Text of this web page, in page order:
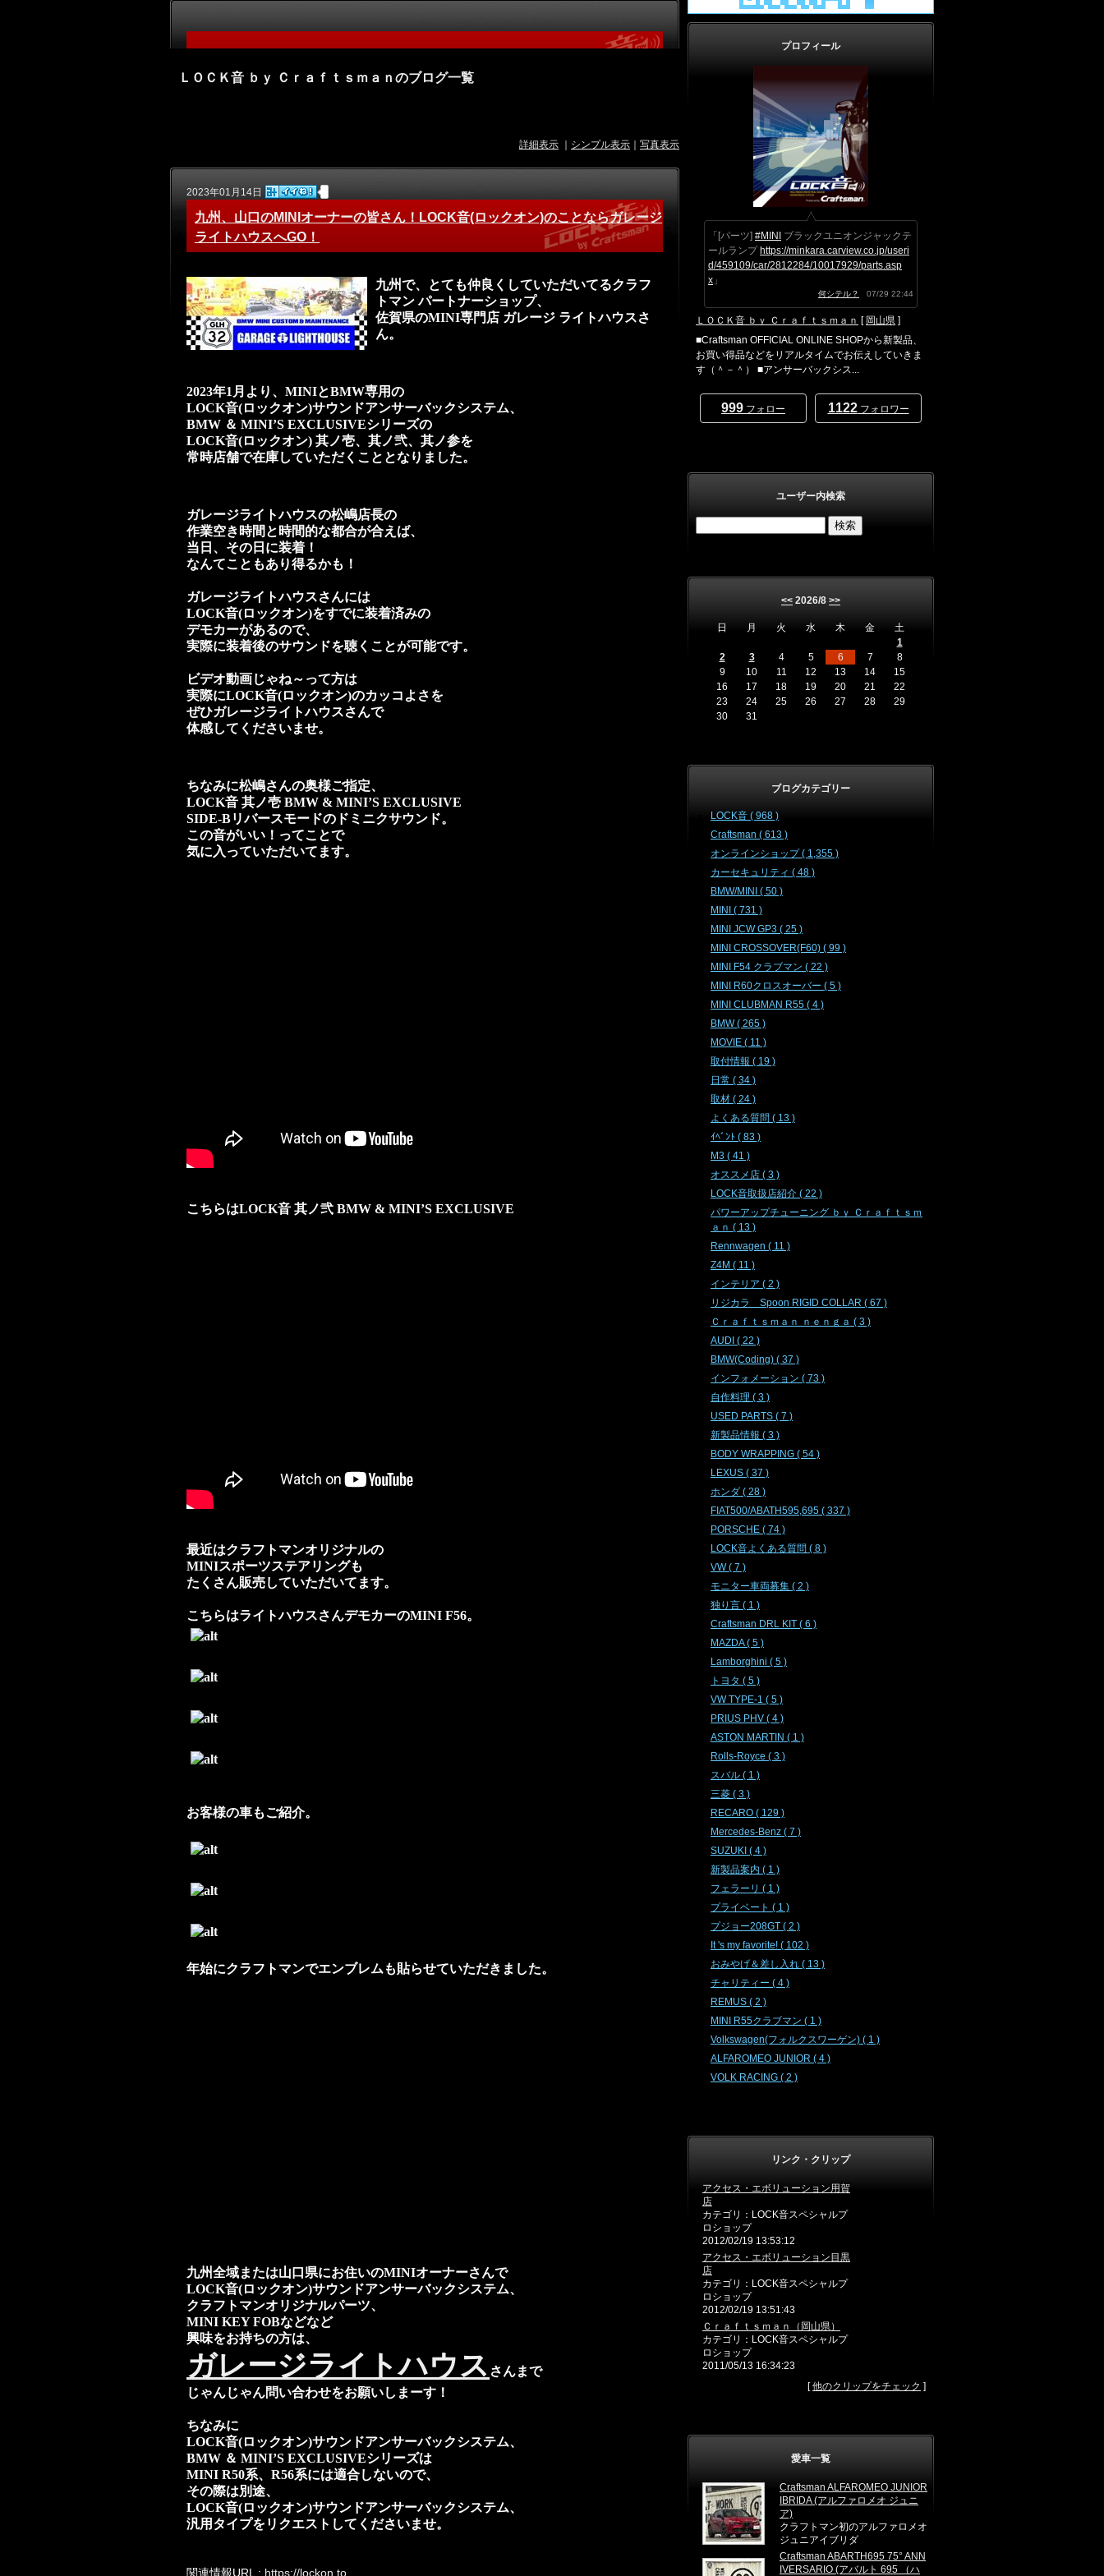
ＬＯＣＫ音 ｂｙ Ｃｒａｆｔｓｍａｎのブログ一覧
詳細表示 シンプル表示 写真表示
2023年01月14日
九州、山口のMINIオーナーの皆さん！LOCK音(ロックオン)のことならガレージ
ライトハウスへGO！
九州で、とても仲良くしていただいてるクラフ
トマン パートナーショップ、
佐賀県のMINI専門店 ガレージ ライトハウスさ
ん。
2023年1月より、MINIとBMW専用の
LOCK音(ロックオン)サウンドアンサーバックシステム、
BMW ＆ MINI’S EXCLUSIVEシリーズの
LOCK音(ロックオン) 其ノ壱、其ノ弐、其ノ参を
常時店舗で在庫していただくこととなりました。
ガレージライトハウスの松嶋店長の
作業空き時間と時間的な都合が合えば、
当日、その日に装着！
なんてこともあり得るかも！
ガレージライトハウスさんには
LOCK音(ロックオン)をすでに装着済みの
デモカーがあるので、
実際に装着後のサウンドを聴くことが可能です。
ビデオ動画じゃね～って方は
実際にLOCK音(ロックオン)のカッコよさを
ぜひガレージライトハウスさんで
体感してくださいませ。
ちなみに松嶋さんの奥様ご指定、
LOCK音 其ノ壱 BMW & MINI’S EXCLUSIVE
SIDE-Bリバースモードのドミニクサウンド。
この音がいい！ってことで
気に入っていただいてます。
こちらはLOCK音 其ノ弐 BMW & MINI’S EXCLUSIVE
最近はクラフトマンオリジナルの
MINIスポーツステアリングも
たくさん販売していただいてます。
こちらはライトハウスさんデモカーのMINI F56。
お客様の車もご紹介。
年始にクラフトマンでエンブレムも貼らせていただきました。
九州全域または山口県にお住いのMINIオーナーさんで
LOCK音(ロックオン)サウンドアンサーバックシステム、
クラフトマンオリジナルパーツ、
MINI KEY FOBなどなど
興味をお持ちの方は、
ガレージライトハウス さんまで
じゃんじゃん問い合わせをお願いしまーす！
ちなみに
LOCK音(ロックオン)サウンドアンサーバックシステム、
BMW ＆ MINI’S EXCLUSIVEシリーズは
MINI R50系、R56系には適合しないので、
その際は別途、
LOCK音(ロックオン)サウンドアンサーバックシステム、
汎用タイプをリクエストしてくださいませ。
関連情報URL : https://lockon.to
プロフィール
「[パーツ] #MINI ブラックユニオンジャックテ
ールランプhttps://minkara.carview.co.jp/useri
d/459109/car/2812284/10017929/parts.asp
x 」
何シテル？ 07/29 22:44
ＬＯＣＫ音 ｂｙ Ｃｒａｆｔｓｍａｎ [ 岡山県 ]
■Craftsman OFFICIAL ONLINE SHOPから新製品、
お買い得品などをリアルタイムでお伝えしていきま
す（＾－＾） ■アンサーバックシス...
999 フォロー 1122フォロワー
ユーザー内検索
<< 2026/8 >>
日 月 火 水 木 金
土
1
2
3 4 5 6 7
8
9
10 11 12 13 14
15
16
17 18 19 20 21
22
23
24 25 26 27 28
29
30
31
ブログカテゴリー
LOCK音 ( 968 )
Craftsman ( 613 )
オンラインショップ ( 1,355 )
カーセキュリティ ( 48 )
BMW/MINI ( 50 )
MINI ( 731 )
MINI JCW GP3 ( 25 )
MINI CROSSOVER(F60) ( 99 )
MINI F54 クラブマン ( 22 )
MINI R60クロスオーバー ( 5 )
MINI CLUBMAN R55 ( 4 )
BMW ( 265 )
MOVIE ( 11 )
取付情報 ( 19 )
日常 ( 34 )
取材 ( 24 )
よくある質問 ( 13 )
ｲﾍﾞﾝﾄ ( 83 )
M3 ( 41 )
オススメ店 ( 3 )
LOCK音取扱店紹介 ( 22 )
パワーアップチューニング ｂｙ Ｃｒａｆｔｓｍ
ａｎ ( 13 )
Rennwagen ( 11 )
Z4M ( 11 )
インテリア ( 2 )
リジカラ Spoon RIGID COLLAR ( 67 )
Ｃｒａｆｔｓｍａｎ ｎｅｎｇａ ( 3 )
AUDI ( 22 )
BMW(Coding) ( 37 )
インフォメーション ( 73 )
自作料理 ( 3 )
USED PARTS ( 7 )
新製品情報 ( 3 )
BODY WRAPPING ( 54 )
LEXUS ( 37 )
ホンダ ( 28 )
FIAT500/ABATH595,695 ( 337 )
PORSCHE ( 74 )
LOCK音よくある質問 ( 8 )
VW ( 7 )
モニター車両募集 ( 2 )
独り言 ( 1 )
Craftsman DRL KIT ( 6 )
MAZDA ( 5 )
Lamborghini ( 5 )
トヨタ ( 5 )
VW TYPE-1 ( 5 )
PRIUS PHV ( 4 )
ASTON MARTIN ( 1 )
Rolls-Royce ( 3 )
スバル ( 1 )
三菱 ( 3 )
RECARO ( 129 )
Mercedes-Benz ( 7 )
SUZUKI ( 4 )
新製品案内 ( 1 )
フェラーリ ( 1 )
プライベート ( 1 )
プジョー208GT ( 2 )
It 's my favorite! ( 102 )
おみやげ＆差し入れ ( 13 )
チャリティー ( 4 )
REMUS ( 2 )
MINI R55クラブマン ( 1 )
Volkswagen(フォルクスワーゲン) ( 1 )
ALFAROMEO JUNIOR ( 4 )
VOLK RACING ( 2 )
リンク・クリップ
アクセス・エボリューション用賀
店
カテゴリ：LOCK音スペシャルプ
ロショップ
2012/02/19 13:53:12
アクセス・エボリューション目黒
店
カテゴリ：LOCK音スペシャルプ
ロショップ
2012/02/19 13:51:43
Ｃｒａｆｔｓｍａｎ（岡山県）
カテゴリ：LOCK音スペシャルプ
ロショップ
2011/05/13 16:34:23
[他のクリップをチェック ]
愛車一覧
Craftsman ALFAROMEO JUNIOR
IBRIDA (アルファロメオ ジュニ
ア)
クラフトマン初のアルファロメオ
ジュニアイブリダ
Craftsman ABARTH695 75° ANN
IVERSARIO (アバルト 695 （ハ